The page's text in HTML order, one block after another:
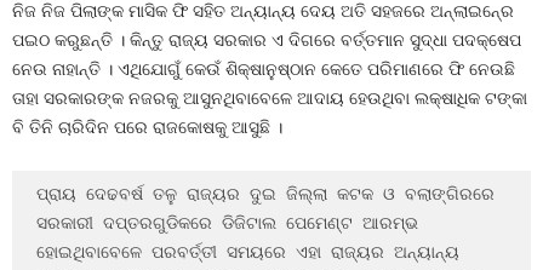
ନିଜ ନିଜ ପିଲାଙ୍କ ମାସିକ ଫି ସହିତ ଅନ୍ୟାନ୍ୟ ଦେୟ ଅତି ସହଜରେ ଅନ୍‍ଲାଇନ୍‍ରେ
ପଇଠ କରୁଛନ୍ତି । କିନ୍ତୁ ରାଜ୍ୟ ସରକାର ଏ ଦିଗରେ ବର୍ତ୍ତମାନ ସୁଦ୍ଧା ପଦକ୍ଷେପ
ନେଉ ନାହାନ୍ତି । ଏଥିଯୋଗୁଁ କେଉଁ ଶିକ୍ଷାନୁଷ୍ଠାନ କେତେ ପରିମାଣରେ ଫି ନେଉଛି
ତାହା ସରକାରଙ୍କ ନଜରକୁ ଆସୁନଥିବାବେଳେ ଆଦାୟ ହେଉଥିବା ଲକ୍ଷାଧିକ ଟଙ୍କା
ବି ତିନି ଚାରିଦିନ ପରେ ରାଜକୋଷକୁ ଆସୁଛି ।
ପ୍ରାୟ ଦେଢବର୍ଷ ତଳୁ ରାଜ୍ୟର ଦୁଇ ଜିଲ୍ଲା କଟକ ଓ ବଲାଙ୍ଗିରରେ
ସରକାରୀ ଦପ୍ତରଗୁଡିକରେ ଡିଜିଟାଲ ପେମେଣ୍ଟ ଆରମ୍ଭ
ହୋଇଥିବାବେଳେ ପରବର୍ତ୍ତୀ ସମୟରେ ଏହା ରାଜ୍ୟର ଅନ୍ୟାନ୍ୟ